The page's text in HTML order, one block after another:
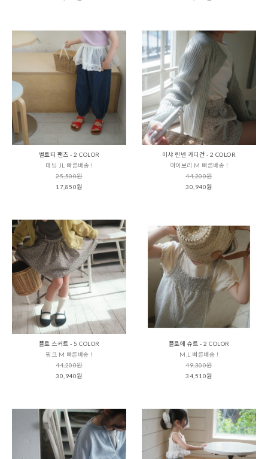
벨로티 팬츠 - 2 COLOR
데님 JL 빠른배송 !
25,500원
17,850원
미샤 린넨 카디건 - 2 COLOR
아이보리 M 빠른배송 !
44,200원
30,940원
플로 스커트 - 5 COLOR
핑크 M 빠른배송 !
44,200원
30,940원
플로에 슈트 - 2 COLOR
M,L 빠른배송 !
49,300원
34,510원